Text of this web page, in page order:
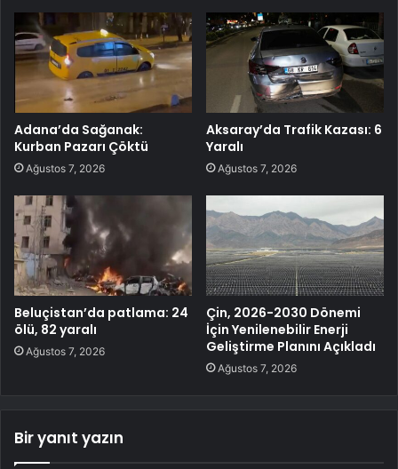
Adana’da Sağanak:
Kurban Pazarı Çöktü
Ağustos 7, 2026
Aksaray’da Trafik Kazası: 6
Yaralı
Ağustos 7, 2026
Beluçistan’da patlama: 24
ölü, 82 yaralı
Ağustos 7, 2026
Çin, 2026-2030 Dönemi
İçin Yenilenebilir Enerji
Geliştirme Planını Açıkladı
Ağustos 7, 2026
Bir yanıt yazın